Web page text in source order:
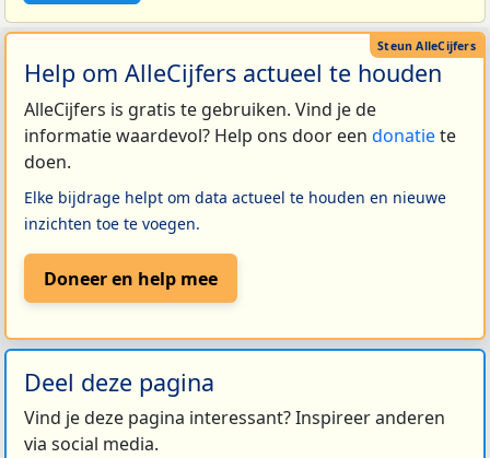
Help om AlleCijfers actueel te houden
AlleCijfers is gratis te gebruiken. Vind je de
informatie waardevol? Help ons door een donatiete
doen.
Elke bijdrage helpt om data actueel te houden en nieuwe
inzichten toe te voegen.
Doneer en help mee
Deel deze pagina
Vind je deze pagina interessant? Inspireer anderen
via social media.